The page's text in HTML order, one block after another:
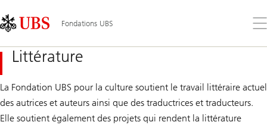
Links
Area
Fondations UBS
le
Littérature
La Fondation UBS pour la culture soutient le travail littéraire actuel
des autrices et auteurs ainsi que des traductrices et traducteurs.
Elle soutient également des projets qui rendent la littérature